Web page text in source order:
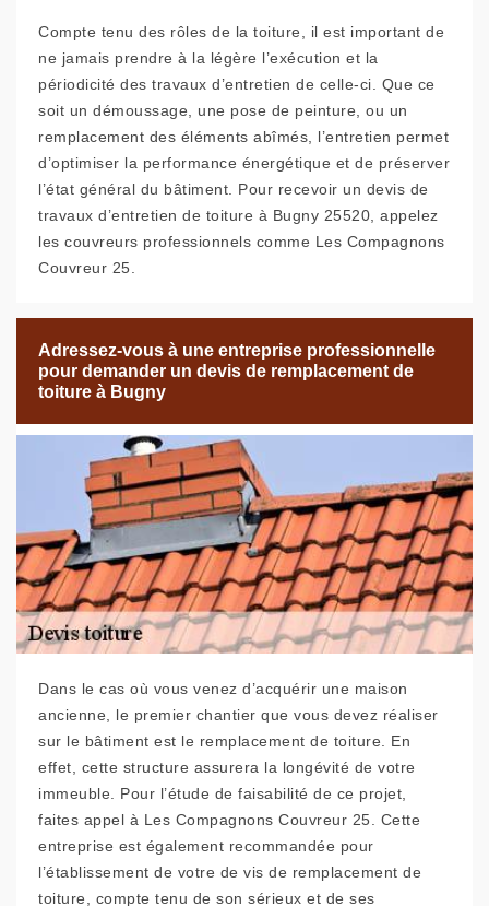
Compte tenu des rôles de la toiture, il est important de
ne jamais prendre à la légère l’exécution et la
périodicité des travaux d’entretien de celle-ci. Que ce
soit un démoussage, une pose de peinture, ou un
remplacement des éléments abîmés, l’entretien permet
d’optimiser la performance énergétique et de préserver
l’état général du bâtiment. Pour recevoir un devis de
travaux d’entretien de toiture à Bugny 25520, appelez
les couvreurs professionnels comme Les Compagnons
Couvreur 25.
Adressez-vous à une entreprise professionnelle
pour demander un devis de remplacement de
toiture à Bugny
Dans le cas où vous venez d’acquérir une maison
ancienne, le premier chantier que vous devez réaliser
sur le bâtiment est le remplacement de toiture. En
effet, cette structure assurera la longévité de votre
immeuble. Pour l’étude de faisabilité de ce projet,
faites appel à Les Compagnons Couvreur 25. Cette
entreprise est également recommandée pour
l’établissement de votre de vis de remplacement de
toiture, compte tenu de son sérieux et de ses